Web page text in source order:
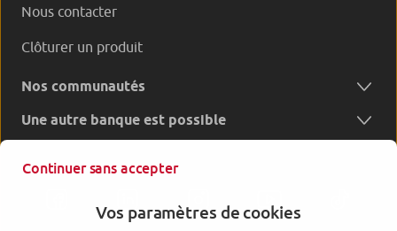
Nous contacter
Clôturer un produit
Nos communautés
Une autre banque est possible
Continuer sans accepter
Vos paramètres de cookies